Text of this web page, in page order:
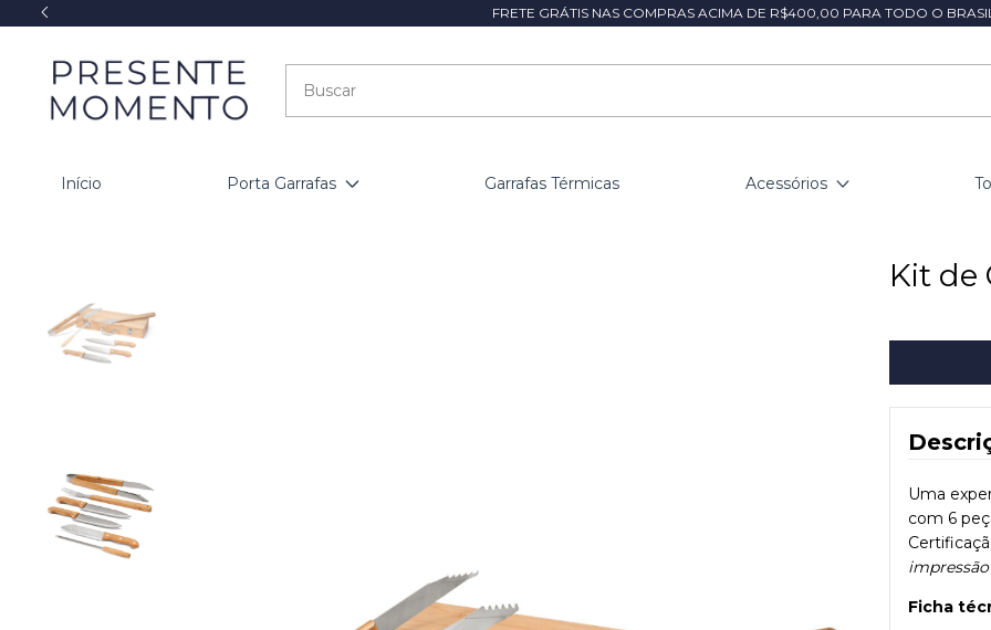
FRETE GRÁTIS NAS COMPRAS ACIMA DE R$400,00 PARA TODO O
Início Porta Garrafas Garrafas Térmicas Acessórios
Kit de
Uma
com 6
Ficha